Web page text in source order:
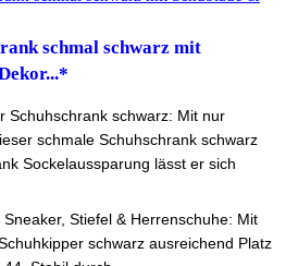
schmal schwarz mit
Schuhschrank schwarz: Mit nur
schmale Schuhschrank schwarz
Sockelaussparung lässt er sich
Stiefel & Herrenschuhe: Mit
schwarz ausreichend Platz